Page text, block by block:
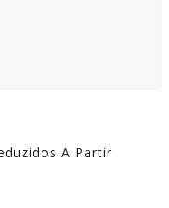
A Partir